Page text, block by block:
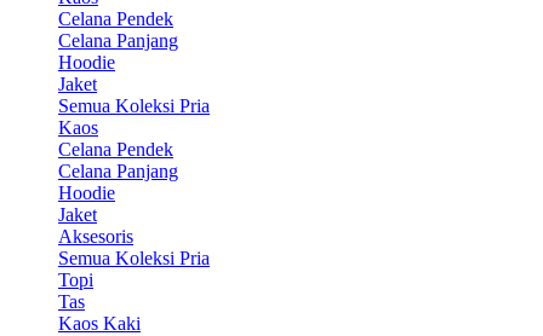
Celana Pendek
Celana Panjang
Hoodie
Jaket
Semua Koleksi Pria
Kaos
Celana Pendek
Celana Panjang
Hoodie
Jaket
Aksesoris
Semua Koleksi Pria
Topi
Tas
Kaos Kaki